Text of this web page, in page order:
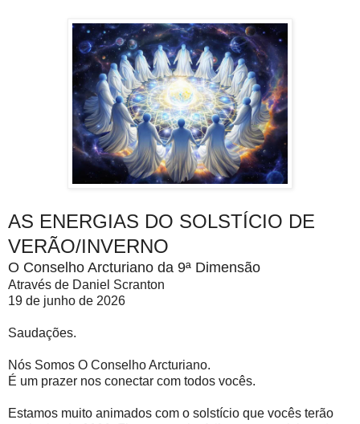
AS ENERGIAS DO SOLSTÍCIO DE
VERÃO/INVERNO
O Conselho Arcturiano da 9ª Dimensão
Através de Daniel Scranton
19 de junho de 2026
Saudações.
Nós Somos O Conselho Arcturiano.
É um prazer nos conectar com todos vocês.
Estamos muito animados com o solstício que vocês terão